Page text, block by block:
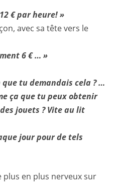
€ par heure! »
avec sa tête vers le
6 € … »
que tu demandais cela ? …
ça que tu peux obtenir
jouets ? Vite au lit
jour pour de tels
plus en plus nerveux sur